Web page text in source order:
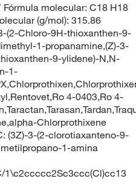
Fórmula molecular: C18 H18
(g/mol): 315.86
(2-Chloro-9H-thioxanthen-9-
1-propanamine,(Z)-3-
9-ylidene)-N,N-
1-
4-0403,Ro 4-
Chlorprothixene
(3Z)-3-(2-clorotiaxanteno-9-
1-amina
1\c2ccccc2Sc3ccc(Cl)cc13